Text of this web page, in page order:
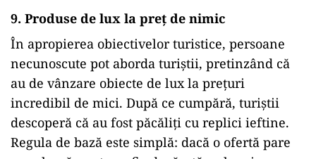
9. Produse de lux la preț de nimic
În apropierea obiectivelor turistice, persoane
necunoscute pot aborda turiștii, pretinzând că
au de vânzare obiecte de lux la prețuri
incredibil de mici. După ce cumpără, turiștii
descoperă că au fost păcăliți cu replici ieftine.
Regula de bază este simplă: dacă o ofertă pare